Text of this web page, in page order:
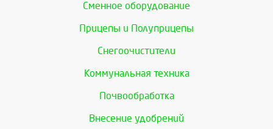
Сменное оборудование
Прицепы и Полуприцепы
Снегоочистители
Коммунальная техника
Почвообработка
Внесение удобрений